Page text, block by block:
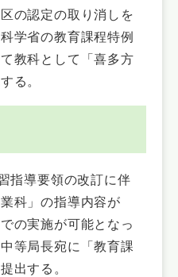
の認定の取り消しを
学省の教育課程特例
教科として「喜多方
る。
指導要領の改訂に伴
科」の指導内容が
の実施が可能となっ
等局長宛に「教育課
出する。